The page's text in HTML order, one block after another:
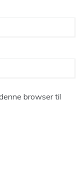
browser til